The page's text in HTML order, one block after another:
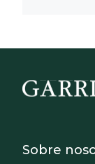
Footer
Sobre